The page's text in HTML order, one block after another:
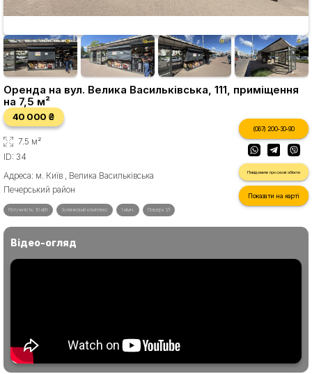
Оренда на вул. Велика Васильківська, 111, приміщення
на 7,5 м²
40 000 ₴
7.5 м²
ID: 34
Адреса: м. Київ , Велика Васильківська
Печерський район
(067) 200-30-90
Повідомити про схожі об'єкти
Показати на карті
Потужність: 10 кВт Зупинковий комплекс 1 кімн. Поверх 1/1
Відео-огляд